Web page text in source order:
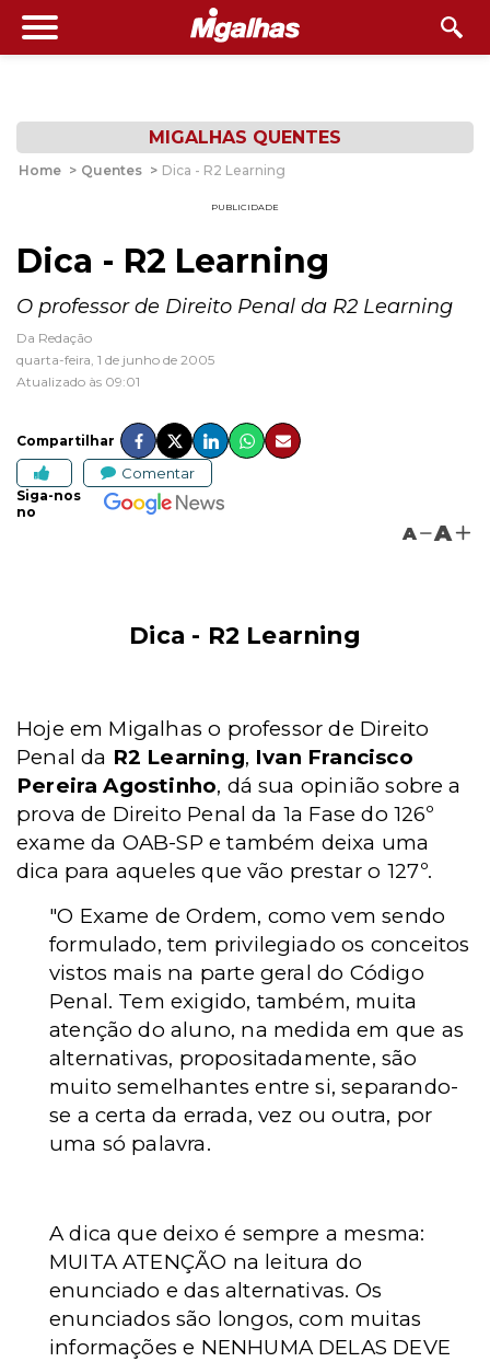
MIGALHAS QUENTES
Home > Quentes > Dica - R2 Learning
PUBLICIDADE
Dica - R2 Learning
O professor de Direito Penal da R2 Learning
Da Redação
quarta-feira, 1 de junho de 2005
Atualizado às 09:01
Compartilhar
Comentar
Siga-nos
no
A A
Dica - R2 Learning
Hoje em Migalhas o professor de Direito
Penal da R2 Learning, Ivan Francisco
Pereira Agostinho, dá sua opinião sobre a
prova de Direito Penal da 1a Fase do 126º
exame da OAB-SP e também deixa uma
dica para aqueles que vão prestar o 127º.
"O Exame de Ordem, como vem sendo
formulado, tem privilegiado os conceitos
vistos mais na parte geral do Código
Penal. Tem exigido, também, muita
atenção do aluno, na medida em que as
alternativas, propositadamente, são
muito semelhantes entre si, separando-
se a certa da errada, vez ou outra, por
uma só palavra.
A dica que deixo é sempre a mesma:
MUITA ATENÇÃO na leitura do
enunciado e das alternativas. Os
enunciados são longos, com muitas
informações e NENHUMA DELAS DEVE